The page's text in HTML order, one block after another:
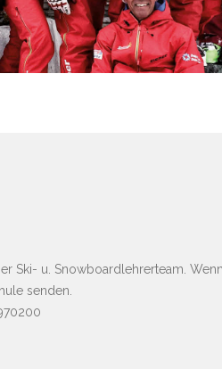
Ski- u. Snowboardlehrerteam.
senden.